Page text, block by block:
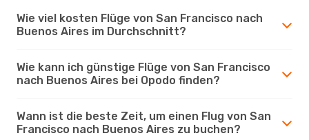
Wie viel kosten Flüge von San Francisco nach
Buenos Aires im Durchschnitt?
Wie kann ich günstige Flüge von San Francisco
nach Buenos Aires bei Opodo finden?
Wann ist die beste Zeit, um einen Flug von San
Francisco nach Buenos Aires zu buchen?